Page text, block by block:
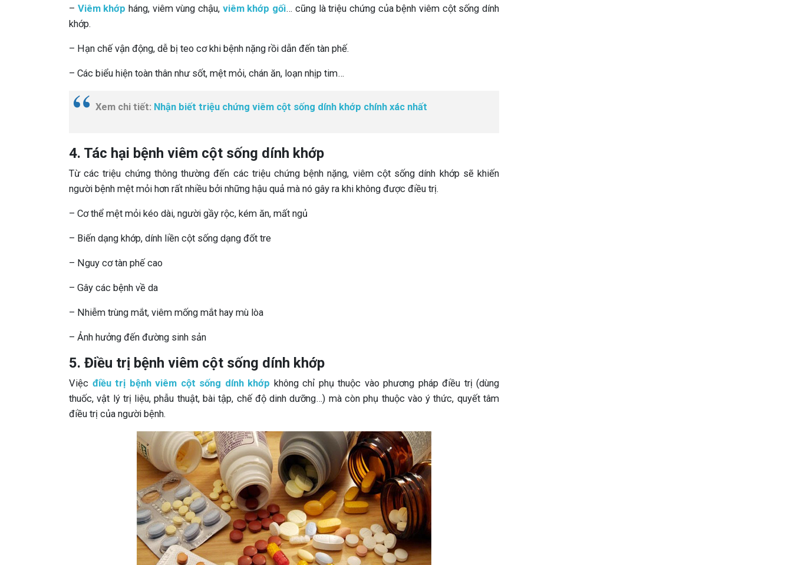
– Viêm khớp háng, viêm vùng chậu, viêm khớp gối… cũng là triệu chứng của bệnh viêm cột sống dính
khớp.
– Hạn chế vận động, dễ bị teo cơ khi bệnh nặng rồi dẫn đến tàn phế.
– Các biểu hiện toàn thân như sốt, mệt mỏi, chán ăn, loạn nhịp tim…
Xem chi tiết: Nhận biết triệu chứng viêm cột sống dính khớp chính xác nhất
4. Tác hại bệnh viêm cột sống dính khớp
Từ các triệu chứng thông thường đến các triệu chứng bệnh nặng, viêm cột sống dính khớp sẽ khiến
người bệnh mệt mỏi hơn rất nhiều bởi những hậu quả mà nó gây ra khi không được điều trị.
– Cơ thể mệt mỏi kéo dài, người gầy rộc, kém ăn, mất ngủ
– Biến dạng khớp, dính liền cột sống dạng đốt tre
– Nguy cơ tàn phế cao
– Gây các bệnh về da
– Nhiễm trùng mắt, viêm mống mắt hay mù lòa
– Ảnh hưởng đến đường sinh sản
5. Điều trị bệnh viêm cột sống dính khớp
Việc điều trị bệnh viêm cột sống dính khớp không chỉ phụ thuộc vào phương pháp điều trị (dùng
thuốc, vật lý trị liệu, phẫu thuật, bài tập, chế độ dinh dưỡng…) mà còn phụ thuộc vào ý thức, quyết tâm
điều trị của người bệnh.